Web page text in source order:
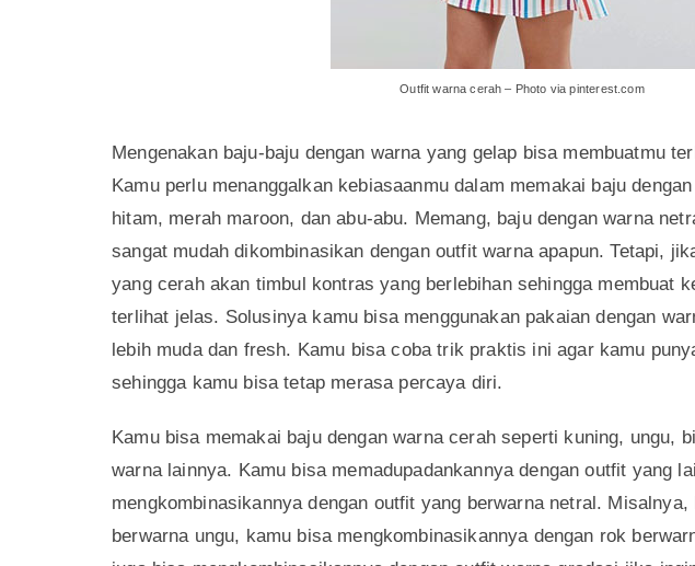
Mengenakan baju-baju dengan warna yang gelap bisa membuatmu
Kamu perlu menanggalkan kebiasaanmu dalam memakai baju
hitam, merah maroon, dan abu-abu. Memang, baju dengan warna